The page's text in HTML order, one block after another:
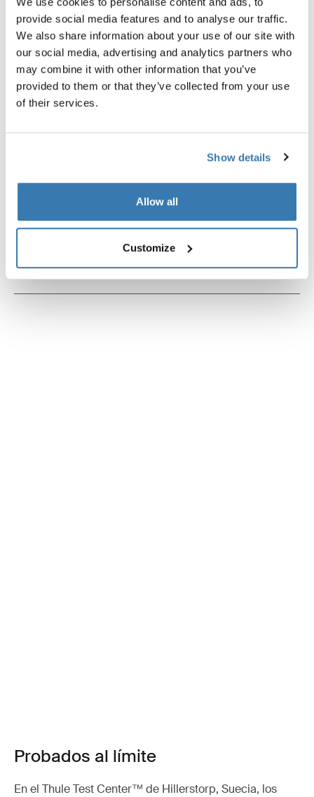
provide social media features and to analyse our traffic.
We also share information about your use of our site with
our social media, advertising and analytics partners who
may combine it with other information that you’ve
provided to them or that they’ve collected from your use
of their services.
Show details
Allow all
Customize
Thule License Plate Holder
soporte de matrícula negro
Thule Cable Lock
candado de cable en negro
Toggle techspec
Especificaciones técnicas
Toggle guides and instructions
Instrucciones
Probados al límite
En el Thule Test Center™ de Hillerstorp, Suecia, los